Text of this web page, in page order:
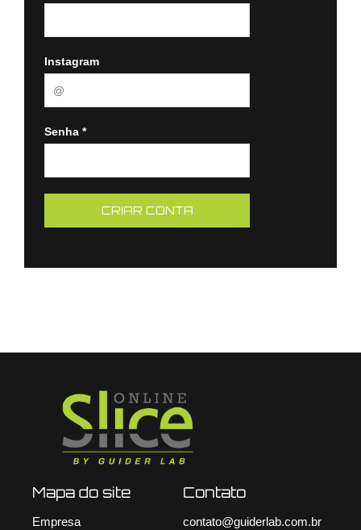
Instagram
Senha *
Mapa do site
Empresa
Contato
contato@guiderlab.com.br